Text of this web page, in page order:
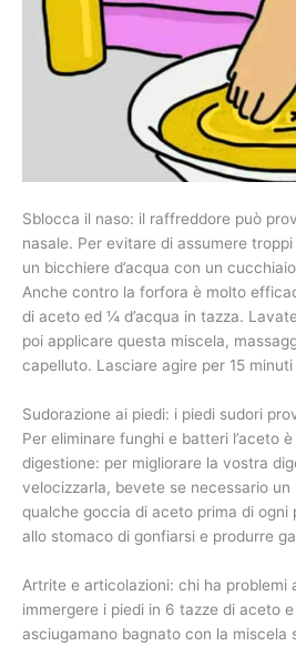
Sblocca il naso: il raffreddore può
nasale. Per evitare di assumere
un bicchiere d’acqua con un
Anche contro la forfora è molto
di aceto ed ¼ d’acqua in tazza.
poi applicare questa miscela,
capelluto. Lasciare agire per 15
Sudorazione ai piedi: i piedi sudori
Per eliminare funghi e batteri l’aceto è
digestione: per migliorare la vostra
velocizzarla, bevete se necessario un
qualche goccia di aceto prima di ogni
allo stomaco di gonfiarsi e produrre
Artrite e articolazioni: chi ha problemi
immergere i piedi in 6 tazze di aceto
asciugamano bagnato con la miscela